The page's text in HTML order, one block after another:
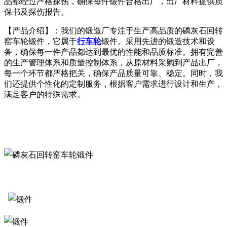
保书及探伤报告。
【产品介绍】：我们的锻造厂专注于生产高品质的磷灰石回转
窑车轮锻件，它属于行车轮锻件。采用先进的锻造技术和设
备，确保每一件产品都达到最优的性能和品质标准。拥有完善
的生产管理体系和质量控制体系，从原材料采购到产品出厂，
每一个环节都严格把关，确保产品质量可靠、稳定。同时，我
们还提供个性化的定制服务，根据客户需求进行设计和生产，
满足客户的特殊需求。